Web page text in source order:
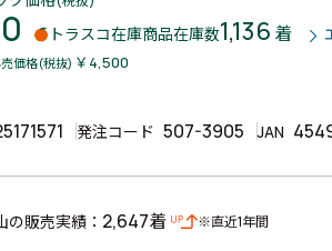
トラスコ在庫商品在庫数1,136 着
価格(税抜) ￥4,500
発注コード 507-3905 JAN
の販売実績： 2,647着 ※直近1年間